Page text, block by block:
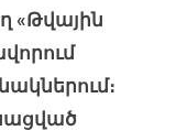
«Թվային